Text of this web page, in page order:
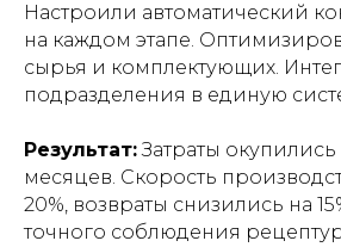
Настроили автоматический
на каждом этапе.
сырья и комплектующих.
подразделения в единую
Результат:Затраты
месяцев. Скорость
20%, возвраты снизились на
точного соблюдения